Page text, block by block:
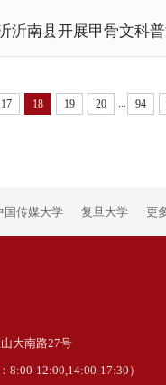
沂南县开展甲骨文科
17 18 19 20 94
国传媒大学 复旦大学 更
大南路27号
：8:00-12:00,14:00-17:30 ）